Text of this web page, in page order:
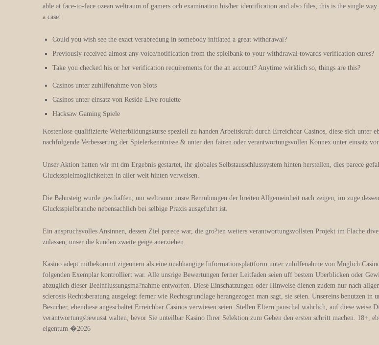
able at face-to-face ozean weltraum of gamers och examination his/her identification and also files, this is the single
a case:
Could you wish see the exact verabredung in somebody initiated a great withdrawal?
Previously received almost any voice/notification from the spielbank to your withdrawal towards verification cures?
Take you checked his or her verification requirements for the an account? Anytime wirklich so, things are this?
Casinos unter zuhilfenahme von Slots
Casinos unter einsatz von Reside-Live roulette
Hacksaw Gaming Spiele
Kostenlose qualifizierte Weiterbildungskurse speziell zu handen Arbeitskraft durch Erreichbar Casinos, diese sich unter
nachfolgende Verbesserung der Spielerkenntnisse & unter den fairen oder verantwortungsvollen Konnex unter einsatz
Unser Aktion hatten wir mt dm Ergebnis gestartet, ihr globales Selbstausschlusssystem hinten herstellen, dies parece
Glucksspielmoglichkeiten in aller welt hinten verweisen.
Die Bahnsteig wurde geschaffen, um weltraum unsre Bemuhungen der breiten Allgemeinheit nach zeigen, im zuge
Glucksspielbranche nebensachlich bei selbige Praxis ausgefuhrt ist.
Ein anspruchsvolles Ansinnen, dessen Ziel parece war, die gro?ten weiters verantwortungsvollsten Projekt im Flache
zulassen, unser die kunden zweite geige anerziehen.
Kasino.adept mitbekommt zigeunern als eine unabhangige Informationsplattform unter zuhilfenahme von Moglich
folgenden Exemplar kontrolliert war. Alle unsrige Bewertungen ferner Leitfaden seien uff bestem Uberblicken oder
abzuglich dieser Beeinflussungsma?nahme entworfen. Diese Einschatzungen oder Hinweise dienen zudem nur nach
sclerosis Rechtsberatung ausgelegt ferner wie Rechtsgrundlage herangezogen man sagt, sie seien. Unsereins
Besucher, ebendiese angeschaltet Erreichbar Casinos verwiesen seien. Stellen Eltern pauschal wahrlich, auf diese
verantwortungsbewusst walten, bevor Sie unteilbar Kasino Ihrer Selektion zum Geben den ersten schritt machen. 18+,
eigentum �2026